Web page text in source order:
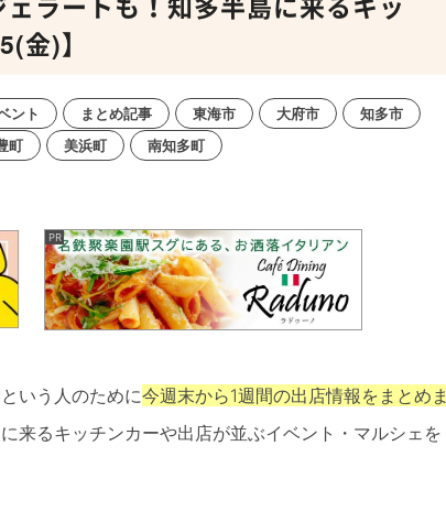
金)】
ント まとめ記事 東海市 大府市
知多市
町 美浜町 南知多町
いう人のために今週末から1週間の出店情報をまとめま
来るキッチンカーや出店が並ぶイベント・マルシェを